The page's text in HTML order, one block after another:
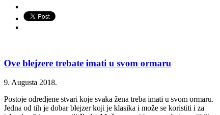
Ove blejzere trebate imati u svom ormaru
9. Augusta 2018.
Postoje odredjene stvari koje svaka žena treba imati u svom ormaru.
Jedna od tih je dobar blejzer koji je klasika i može se koristiti i za